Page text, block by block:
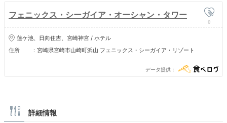
フェニックス・シーガイア・オーシャン・タワー
0
蓮ケ池、日向住吉、宮崎神宮 / ホテル
住所
宮崎県宮崎市山崎町浜山 フェニックス・シーガイア・リゾート
データ提供
詳細情報